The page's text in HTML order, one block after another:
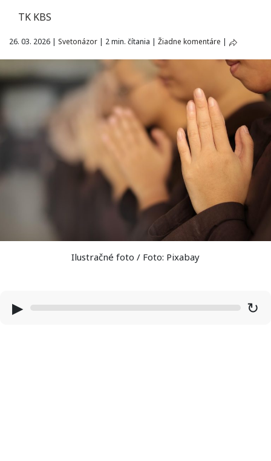
TK KBS
26. 03. 2026 | Svetonázor | 2 min. čítania | Žiadne komentáre |
Ilustračné foto / Foto: Pixabay
▶ ↻